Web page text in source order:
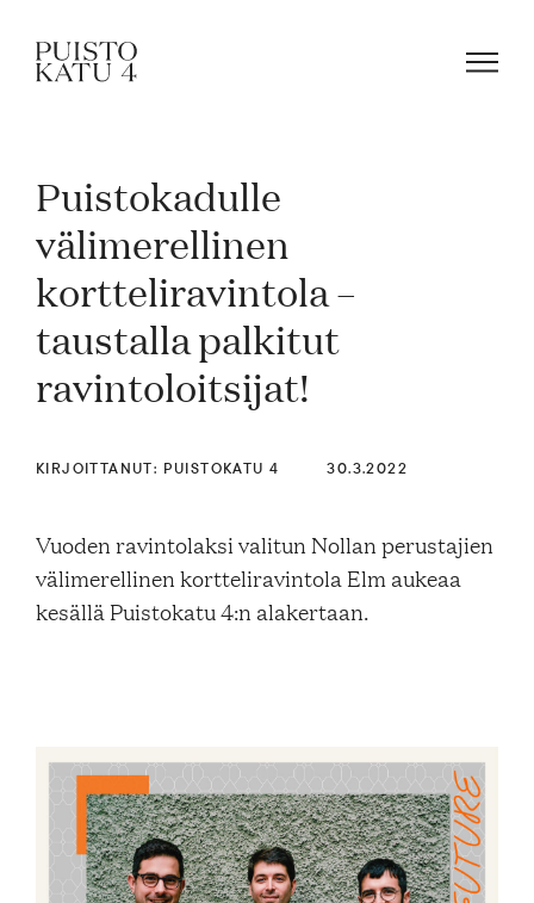
Mistä kyse?
Yhteisömme
Tapahtumat
Vuokraa tila!
Blogi
Puistokadulle
välimerellinen
kortteliravintola –
taustalla palkitut
ravintoloitsijat!
KIRJOITTANUT: PUISTOKATU 4 30.3.2022
Vuoden ravintolaksi valitun Nollan perustajien
välimerellinen kortteliravintola Elm aukeaa
kesällä Puistokatu 4:n alakertaan.